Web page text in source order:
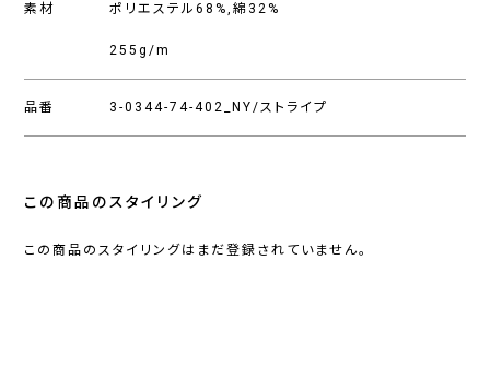
素材 ポリエステル68%,綿32%
255g/m
品番 3-0344-74-402_NY/ストライプ
この商品のスタイリング
この商品のスタイリングはまだ登録されていません。